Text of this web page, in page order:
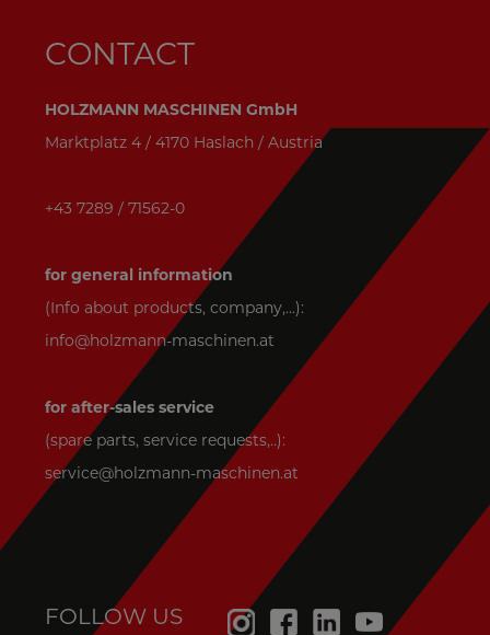
CONTACT
HOLZMANN MASCHINEN GmbH
Marktplatz 4 / 4170 Haslach / Austria
+43 7289 / 71562-0
for general information
(Info about products, company,...):
info@holzmann-maschinen.at
for after-sales service
(spare parts, service requests,..):
service@holzmann-maschinen.at
FOLLOW US